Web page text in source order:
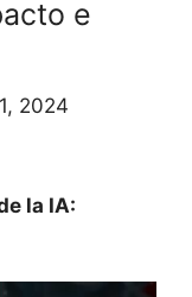
e
2024
la IA: